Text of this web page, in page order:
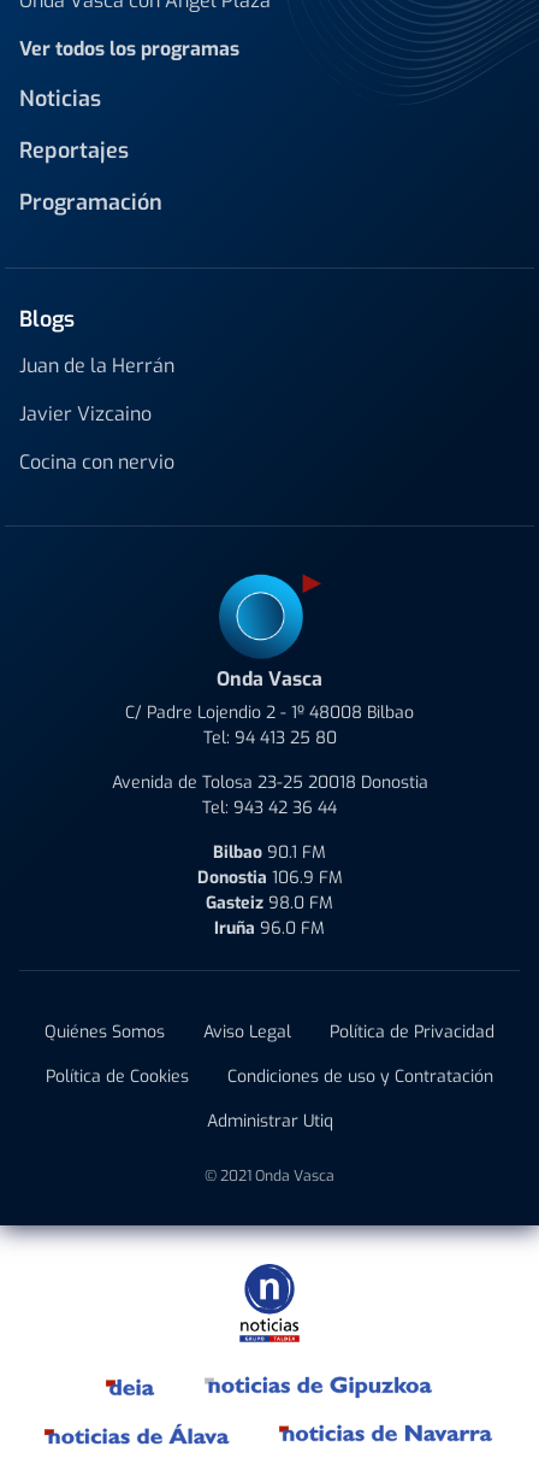
Ver todos los programas
Noticias
Reportajes
Programación
Blogs
Juan de la Herrán
Javier Vizcaino
Cocina con nervio
Onda Vasca
C/ Padre Lojendio 2 - 1º 48008 Bilbao
Tel: 94 413 25 80
Avenida de Tolosa 23-25 20018 Donostia
Tel: 943 42 36 44
Bilbao 90.1 FM
Donostia 106.9 FM
Gasteiz 98.0 FM
Iruña 96.0 FM
Quiénes Somos Aviso Legal
Política de Privacidad
Política de Cookies
Condiciones de uso y Contratación
Administrar Utiq
© 2021 Onda Vasca